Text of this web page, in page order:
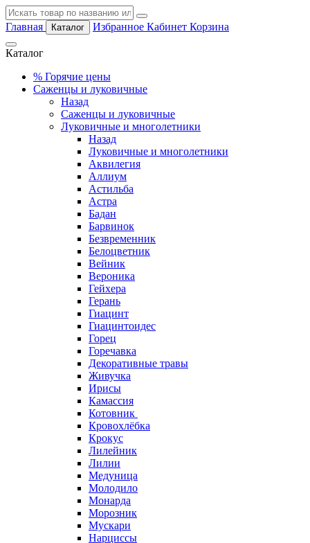
Главная Каталог Избранное Кабинет Корзина
Каталог
% Горячие цены
Саженцы и луковичные
Назад
Саженцы и луковичные
Луковичные и многолетники
Назад
Луковичные и многолетники
Аквилегия
Аллиум
Астильба
Астра
Бадан
Барвинок
Безвременник
Белоцветник
Вейник
Вероника
Гейхера
Герань
Гиацинт
Гиацинтоидес
Горец
Горечавка
Декоративные травы
Живучка
Ирисы
Камассия
Котовник
Кровохлёбка
Крокус
Лилейник
Лилии
Медуница
Молодило
Монарда
Морозник
Мускари
Нарциссы